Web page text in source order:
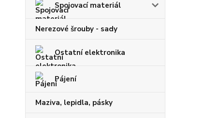
Spojovací materiál
Nerezové šrouby - sady
Ostatní elektronika
Pájení
Maziva, lepidla, pásky